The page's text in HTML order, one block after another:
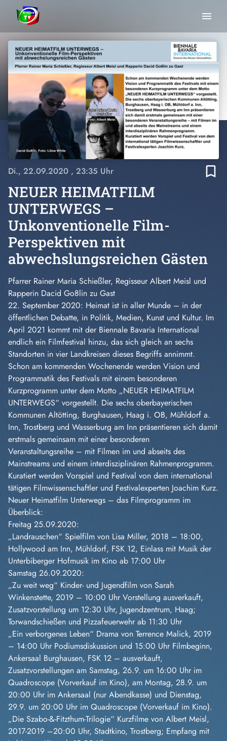
menu
Di., 22.09.2020 , 23:35 Uhr bookmark_border
NEUER HEIMATFILM
UNTERWEGS –
Unkonventionelle Film-
Perspektiven mit
abwechslungsreichen Gästen
Pfarrer Rainer Maria Schießler, Regisseur Albert Meisl und
Rapperin Dacid Go8lin zu Gast
22. September 2020: Heimat ist in aller Munde – in der
öffentlichen Debatte, in Politik, Medien, Kunst und Kultur. Im
April 2021 kommt mit der Biennale Bavaria International
endlich ein Filmfestival hinzu, das sich gleich an sechs
Standorten in vier Landkreisen dieses Begriffs annimmt.
Schon am kommenden Wochenende werden Vision und
Programmatik des Festivals mit einem besonderen
Kurzprogramm unter dem Motto „NEUER HEIMATFILM
UNTERWEGS“ vorgestellt. Die sechs oberbayerischen
Kommunen Altötting, Burghausen, Haag i. OB, Mühldorf a.
Inn, Trostberg und Wasserburg am Inn präsentieren sich damit
erstmals gemeinsam mit einer besonderen
Veranstaltungsreihe – mit Filmen im und abseits des
Mainstreams und einem interdisziplinären Rahmenprogramm.
Kuratiert werden Vorspiel und Festival von dem international
tätigen Filmwissenschaftler und Festivalexperten Joachim Kurz.
Neuer Heimatfilm Unterwegs – das Filmprogramm im
Überblick:
Freitag 25.09.2020:
„Landrauschen“ Spielfilm von Lisa Miller, 2018 – 18:00,
Hollywood am Inn, Mühldorf, FSK 12, Einlass mit Musik der
Unterbiberger Hofmusik im Kino ab 17:00 Uhr
Samstag 26.09.2020:
„Zu weit weg“ Kinder- und Jugendfilm von Sarah
Winkenstette, 2019 – 10:00 Uhr Vorstellung ausverkauft,
Zusatzvorstellung um 12:30 Uhr, Jugendzentrum, Haag;
Torwandschießen und Pizzafeuerwehr ab 11:30 Uhr
„Ein verborgenes Leben“ Drama von Terrence Malick, 2019
– 14:00 Uhr Podiumsdiskussion und 15:00 Uhr Filmbeginn,
Ankersaal Burghausen, FSK 12 – ausverkauft,
Zusatzvorstellungen am Samstag, 26.9. um 16:00 Uhr im
Quadroscope (Vorverkauf im Kino), am Montag, 28.9. um
20:00 Uhr im Ankersaal (nur Abendkasse) und Dienstag,
29.9. um 20:00 Uhr im Quadroscope (Vorverkauf im Kino).
„Die Szabo-&-Fitzthum-Trilogie“ Kurzfilme von Albert Meisl,
2017-2019 –20:00 Uhr, Stadtkino, Trostberg; Empfang mit